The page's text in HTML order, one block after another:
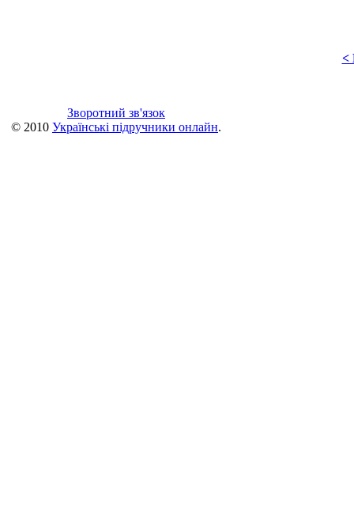
<
Зворотний зв'язок
© 2010 Українські підручники онлайн.